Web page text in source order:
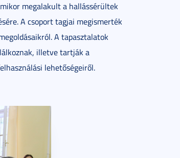
megalakult a hallássérültek
A csoport tagjai megismerték
A tapasztalatok
illetve tartják a
lehetőségeiről.